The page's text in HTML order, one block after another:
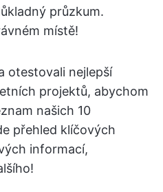
průzkum.
místě!
otestovali nejlepší
projektů, abychom
našich 10
přehled klíčových
informací,